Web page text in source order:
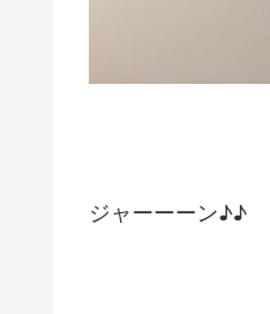
ジャーーーン♪♪